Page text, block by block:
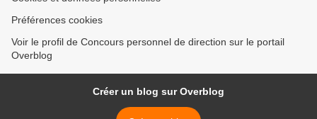
Préférences cookies
Voir le profil de Concours personnel de direction sur le portail
Overblog
Créer un blog sur Overblog